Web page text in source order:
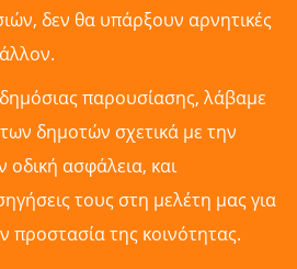
δεν θα υπάρξουν αρνητικές
παρουσίασης, λάβαμε
δημοτών σχετικά με την
οδική ασφάλεια, και
τους στη μελέτη μας για
προστασία της κοινότητας.